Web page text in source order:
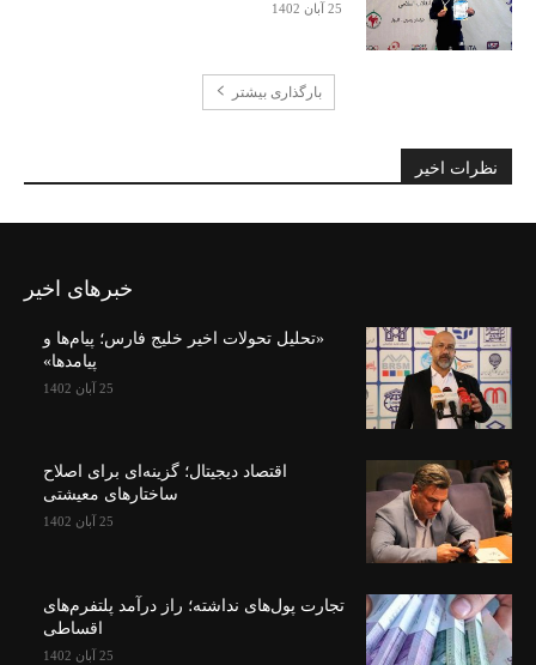
25 آبان 1402
بارگذاری بیشتر
نظرات اخیر
خبرهای اخیر
«تحلیل تحولات اخیر خلیج فارس؛ پیام‌ها و
پیامدها»
25 آبان 1402
اقتصاد دیجیتال؛ گزینه‌ای برای اصلاح
ساختارهای معیشتی
25 آبان 1402
تجارت پول‌های نداشته؛ راز درآمد پلتفرم‌های
اقساطی
25 آبان 1402